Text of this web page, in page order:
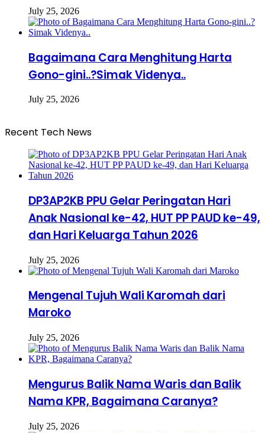
July 25, 2026
Bagaimana Cara Menghitung Harta
Gono-gini..?Simak Videnya..
July 25, 2026
Recent Tech News
DP3AP2KB PPU Gelar Peringatan Hari
Anak Nasional ke-42, HUT PP PAUD ke-49,
dan Hari Keluarga Tahun 2026
July 25, 2026
Mengenal Tujuh Wali Karomah dari
Maroko
July 25, 2026
Mengurus Balik Nama Waris dan Balik
Nama KPR, Bagaimana Caranya?
July 25, 2026